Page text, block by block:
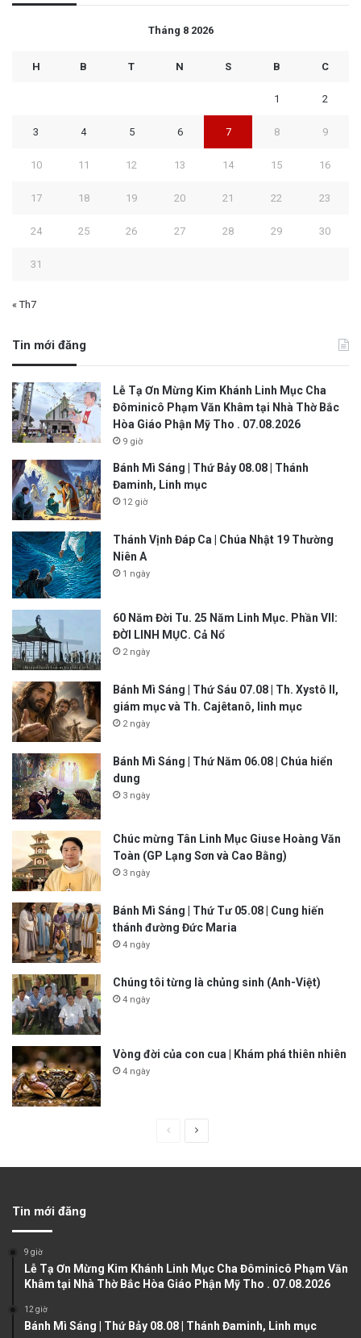
Tháng 8 2026
H B T N S B C
1 2
3 4 5 6 7 8 9
10 11 12 13 14 15 16
17 18 19 20 21 22 23
24 25 26 27 28 29 30
31
« Th7
Tin mới đăng
Lễ Tạ Ơn Mừng Kim Khánh Linh Mục Cha
Đôminicô Phạm Văn Khâm tại Nhà Thờ Bắc
Hòa Giáo Phận Mỹ Tho . 07.08.2026
9 giờ
Bánh Mì Sáng | Thứ Bảy 08.08 | Thánh
Đaminh, Linh mục
12 giờ
Thánh Vịnh Đáp Ca | Chúa Nhật 19 Thường
Niên A
1 ngày
60 Năm Đời Tu. 25 Năm Linh Mục. Phần VII:
ĐỜI LINH MỤC. Cả Nổ
2 ngày
Bánh Mì Sáng | Thứ Sáu 07.08 | Th. Xystô II,
giám mục và Th. Cajêtanô, linh mục
2 ngày
Bánh Mì Sáng | Thứ Năm 06.08 | Chúa hiển
dung
3 ngày
Chúc mừng Tân Linh Mục Giuse Hoàng Văn
Toàn (GP Lạng Sơn và Cao Bằng)
3 ngày
Bánh Mì Sáng | Thứ Tư 05.08 | Cung hiến
thánh đường Đức Maria
4 ngày
Chúng tôi từng là chủng sinh (Anh-Việt)
4 ngày
Vòng đời của con cua | Khám phá thiên nhiên
4 ngày
u
s
g
e
Tin mới đăng
9 giờ
Lễ Tạ Ơn Mừng Kim Khánh Linh Mục Cha Đôminicô Phạm Văn
Khâm tại Nhà Thờ Bắc Hòa Giáo Phận Mỹ Tho . 07.08.2026
12 giờ
Bánh Mì Sáng | Thứ Bảy 08.08 | Thánh Đaminh, Linh mục